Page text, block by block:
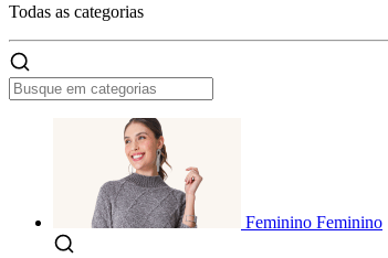
Todas as categorias
Feminino Feminino